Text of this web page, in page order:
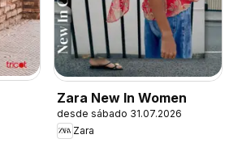
Zara New In Women
desde sábado 31.07.2026
Zara